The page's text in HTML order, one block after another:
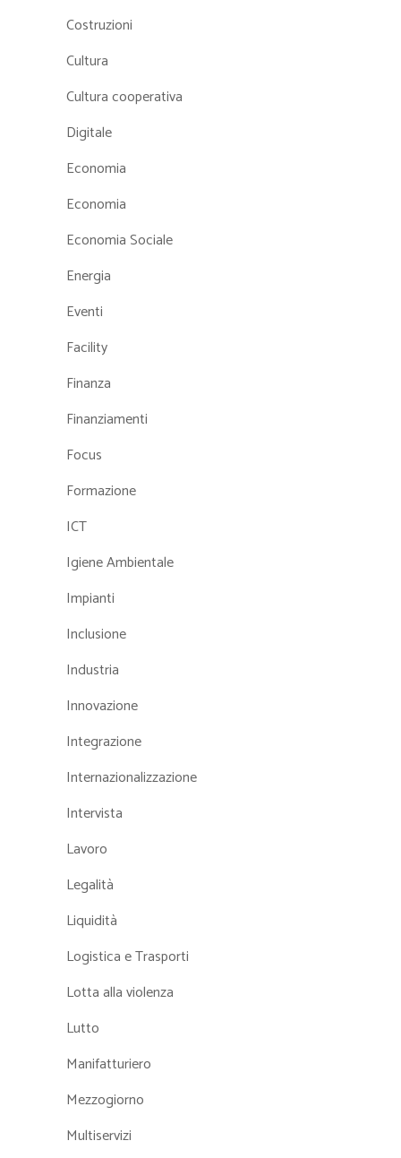
Costruzioni
Cultura
Cultura cooperativa
Digitale
Economia
Economia
Economia Sociale
Energia
Eventi
Facility
Finanza
Finanziamenti
Focus
Formazione
ICT
Igiene Ambientale
Impianti
Inclusione
Industria
Innovazione
Integrazione
Internazionalizzazione
Intervista
Lavoro
Legalità
Liquidità
Logistica e Trasporti
Lotta alla violenza
Lutto
Manifatturiero
Mezzogiorno
Multiservizi